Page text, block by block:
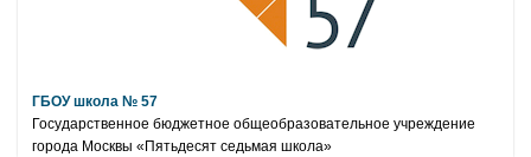
ГБОУ школа № 57
Государственное бюджетное общеобразовательное учреждение
города Москвы «Пятьдесят седьмая школа»